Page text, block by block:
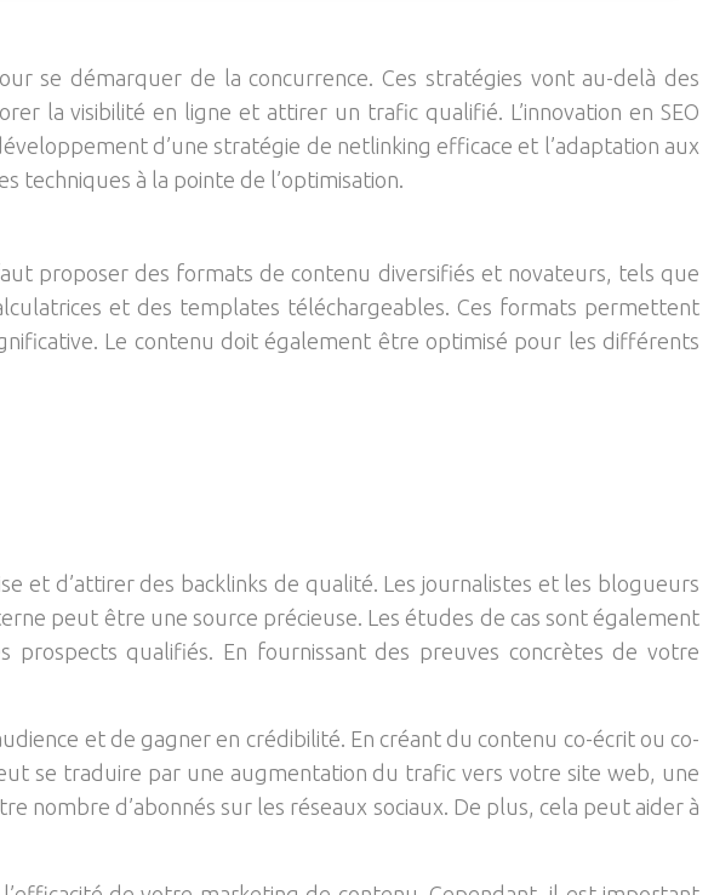
se démarquer de la concurrence. Ces stratégies vont au-delà des
la visibilité en ligne et attirer un trafic qualifié. L’innovation en SEO
d’une stratégie de netlinking efficace et l’adaptation aux
techniques à la pointe de l’optimisation.
proposer des formats de contenu diversifiés et novateurs, tels que
et des templates téléchargeables. Ces formats permettent
Le contenu doit également être optimisé pour les différents
et d’attirer des backlinks de qualité. Les journalistes et les blogueurs
peut être une source précieuse. Les études de cas sont également
qualifiés. En fournissant des preuves concrètes de votre
et de gagner en crédibilité. En créant du contenu co-écrit ou co-
se traduire par une augmentation du trafic vers votre site web, une
d’abonnés sur les réseaux sociaux. De plus, cela peut aider à